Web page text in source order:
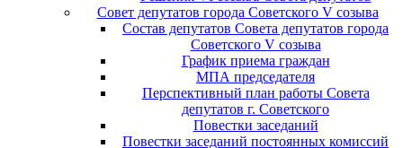
Совет депутатов города Советского V созыва
Состав депутатов Совета депутатов города
Советского V созыва
График приема граждан
МПА председателя
Перспективный план работы Совета
депутатов г. Советского
Повестки заседаний
Повестки заседаний постоянных комиссий